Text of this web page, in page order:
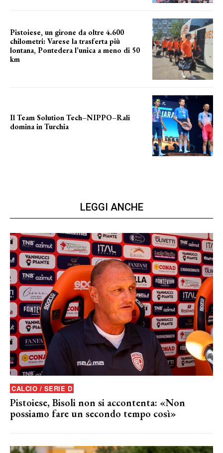
Pistoiese, un girone da oltre 4.600
chilometri: Varese la trasferta più
lontana, Pontedera l’unica a meno di 50
km
Il Team Solution Tech–NIPPO–Rali
domina in Turchia
LEGGI ANCHE
CALCIO / SERIE D
Pistoiese, Bisoli non si accontenta: «Non
possiamo fare un secondo tempo così»